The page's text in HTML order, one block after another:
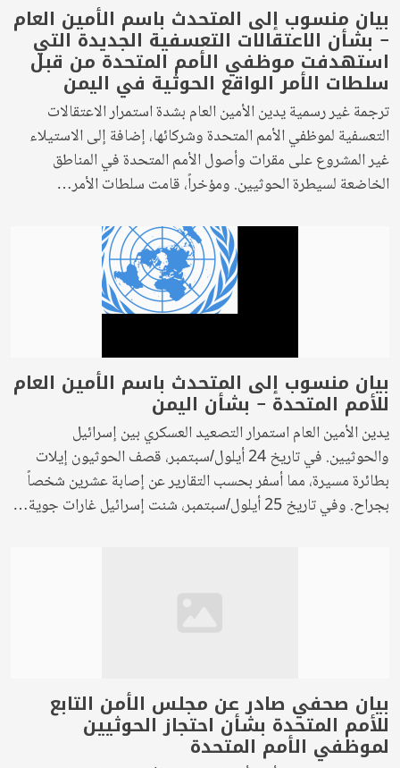
بيان منسوب إلى المتحدث باسم الأمين العام
– بشأن الاعتقالات التعسفية الجديدة التي
استهدفت موظفي الأمم المتحدة من قبل
سلطات الأمر الواقع الحوثية في اليمن
ترجمة غير رسمية يدين الأمين العام بشدة استمرار الاعتقالات
التعسفية لموظفي الأمم المتحدة وشركائها، إضافة إلى الاستيلاء
غير المشروع على مقرات وأصول الأمم المتحدة في المناطق
الخاضعة لسيطرة الحوثيين. ومؤخراً، قامت سلطات الأمر…
بيان منسوب إلى المتحدث باسم الأمين العام
للأمم المتحدة – بشأن اليمن
يدين الأمين العام استمرار التصعيد العسكري بين إسرائيل
والحوثيين. في تاريخ 24 أيلول/سبتمبر، قصف الحوثيون إيلات
بطائرة مسيرة، مما أسفر بحسب التقارير عن إصابة عشرين شخصاً
بجراح. وفي تاريخ 25 أيلول/سبتمبر، شنت إسرائيل غارات جوية…
بيان صحفي صادر عن مجلس الأمن التابع
للأمم المتحدة بشأن احتجاز الحوثيين
لموظفي الأمم المتحدة